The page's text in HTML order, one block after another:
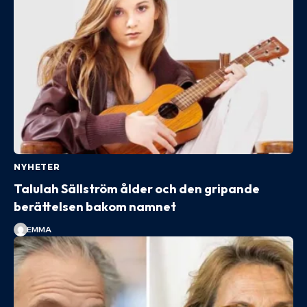
NYHETER
Talulah Sällström ålder och den gripande
berättelsen bakom namnet
EMMA